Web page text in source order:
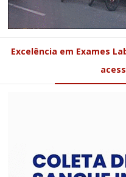
Excelência em Exames